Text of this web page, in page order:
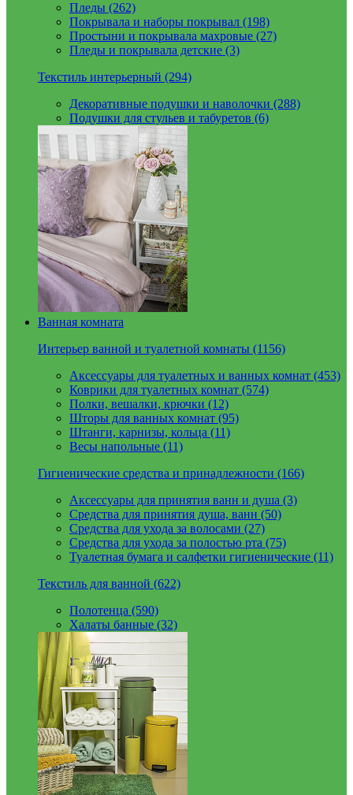
Пледы (262)
Покрывала и наборы покрывал (198)
Простыни и покрывала махровые (27)
Пледы и покрывала детские (3)
Текстиль интерьерный (294)
Декоративные подушки и наволочки (288)
Подушки для стульев и табуретов (6)
Ванная комната
Интерьер ванной и туалетной комнаты (1156)
Аксессуары для туалетных и ванных комнат (453)
Коврики для туалетных комнат (574)
Полки, вешалки, крючки (12)
Шторы для ванных комнат (95)
Штанги, карнизы, кольца (11)
Весы напольные (11)
Гигиенические средства и принадлежности (166)
Аксессуары для принятия ванн и душа (3)
Средства для принятия душа, ванн (50)
Средства для ухода за волосами (27)
Средства для ухода за полостью рта (75)
Туалетная бумага и салфетки гигиенические (11)
Текстиль для ванной (622)
Полотенца (590)
Халаты банные (32)